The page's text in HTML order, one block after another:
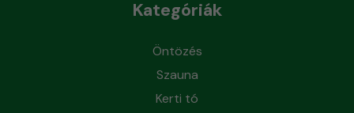
Kategóriák
Öntözés
Szauna
Kerti tó